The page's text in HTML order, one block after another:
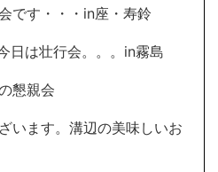
です・・・in座・寿鈴
は壮行会。。。in霧島
懇親会
います。溝辺の美味しいお